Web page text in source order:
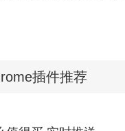
插件推荐